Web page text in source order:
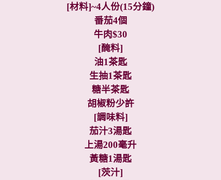
[材料]~4人份(15分鐘)
番茄4個
牛肉$30
[醃料]
油1茶匙
生抽1茶匙
糖半茶匙
胡椒粉少許
[調味料]
茄汁3湯匙
上湯200毫升
黃糖1湯匙
[茨汁]